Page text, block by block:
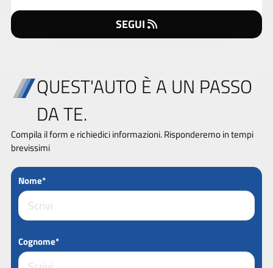
SEGUI
QUEST'AUTO È A UN PASSO
DA TE.
Compila il form e richiedici informazioni. Risponderemo in tempi
brevissimi
Nome*
Cognome*